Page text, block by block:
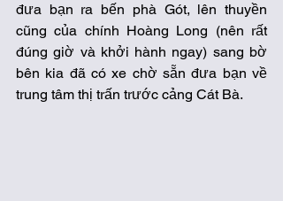
đưa bạn ra bến phà Gót, lên thuyền
cũng của chính Hoàng Long (nên rất
đúng giờ và khởi hành ngay) sang bờ
bên kia đã có xe chờ sẵn đưa bạn về
trung tâm thị trấn trước cảng Cát Bà.